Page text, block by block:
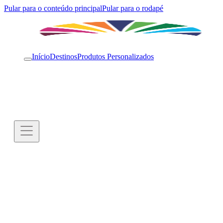
Pular para o conteúdo principalPular para o rodapé
InícioDestinosProdutos Personalizados